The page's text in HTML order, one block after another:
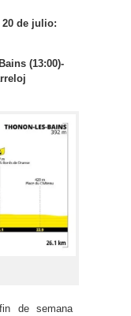
de julio:
(13:00)-
de semana